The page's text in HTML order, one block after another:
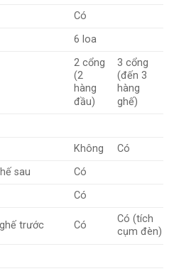
Có
6 loa
2 cổng
(2
hàng
đầu)
3 cổng
(đến 3
hàng
ghế)
Không
Có
sau
Có
Có
trước Có
Có (tích
cụm đèn)